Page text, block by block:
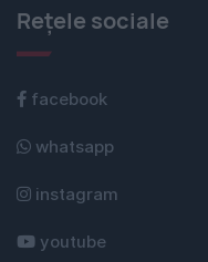
Rețele sociale
facebook
whatsapp
instagram
youtube